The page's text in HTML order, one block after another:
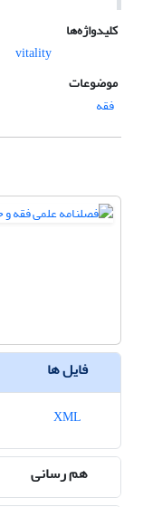
کلیدواژه‌ها
vitality
موضوعات
فقه
فایل ها
هم رسانی